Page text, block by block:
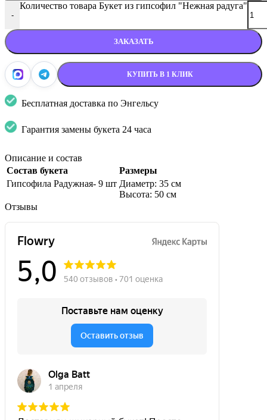
-
Количество товара Букет из гипсофил "Нежная радуга"
ЗАКАЗАТЬ
КУПИТЬ В 1 КЛИК
Бесплатная доставка по Энгельсу
Гарантия замены букета 24 часа
Описание и состав
Состав букета
Размеры
Гипсофила Радужная- 9 шт Диаметр: 35 см
Высота: 50 см
Отзывы